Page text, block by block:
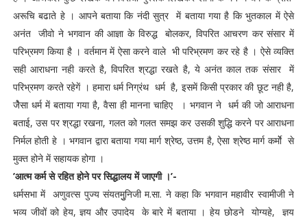
अरूचि बढाते हे । आपने बताया कि नंदी सुत्र में बताया गया है कि भुतकाल में ऐसे
अनंत जीवो ने भगवान की आज्ञा के विरुद्ध बोलकर, विपरित आचरण कर संसार में
परिभ्रमण किया है । वर्तमान में ऐसा करने वाले भी परिभ्रमण कर रहे है । ऐसे व्यक्ति
सही आराधना नही करते है, विपरित श्रद्धा रखते है, ये अनंत काल तक संसार में
परिभ्रमण करते रहेगें । हमारा धर्म निग्रंथ धर्म है, इसमें किसी प्रकार की छूट नही है,
जेैसा धर्म में बताया गया है, वैसा ही मानना चाहिए । भगवान ने धर्म की जो आराधना
बताई, उस पर श्रद्धा रखना, गलत को गलत समझ कर उसकी शुद्धि करने पर आराधना
निर्मल होती हे । भगवान द्वारा बताया गया मार्ग श्रेष्ठ, उत्तम है, ऐसा श्रेष्ठ मार्ग कर्माेे से
मुक्त होने में सहायक होगा ।
’आत्म कर्म से रहित होने पर सिद्धालय में जाएगी ।’-
धर्मसभा में अणुवत्स पुज्य संयतमुुनिजी म.सा. ने कहा कि भगवान महावीर स्वामीजी ने
भव्य जीवों को हेय, ज्ञय और उपादेय के बारे में बताया । हेय छोडने योग्यहे, ज्ञय